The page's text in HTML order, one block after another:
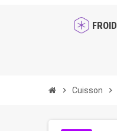
FROID
chevron_right Cuisson chevron_right